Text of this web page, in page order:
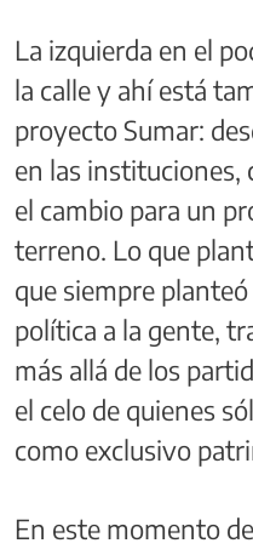
La izquierda en el
la calle y ahí está
proyecto Sumar:
en las instituciones,
el cambio para un
terreno. Lo que
que siempre
política a la gente,
más allá de los
el celo de quienes
como exclusivo
En este momento